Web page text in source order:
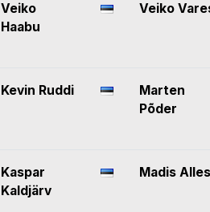
Veiko
Haabu
Veiko
Kevin Ruddi
Marten
Põder
Kaspar
Kaldjärv
Madis